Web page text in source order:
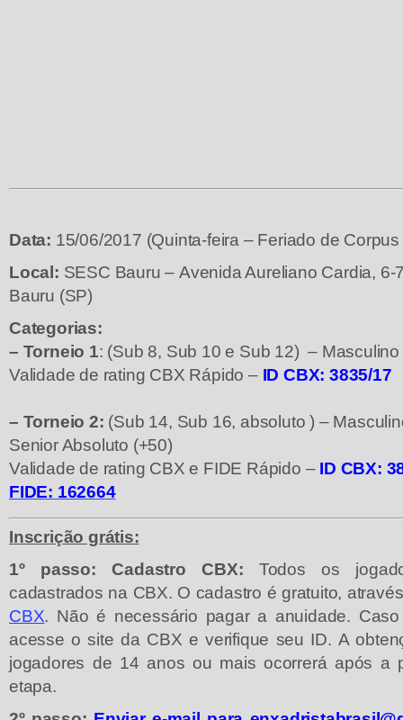
Data: 15/06/2017 (Quinta-feira – Feriado de Corpus
Local: SESC Bauru – Avenida Aureliano Cardia, 6-
Bauru (SP)
Categorias:
– Torneio 1: (Sub 8, Sub 10 e Sub 12) –
Validade de rating CBX Rápido – ID CBX: 3835/17
– Torneio 2: (Sub 14, Sub 16, absoluto ) –
Senior Absoluto (+50)
Validade de rating CBX e FIDE Rápido – ID CBX:
FIDE: 162664
Inscrição grátis:
1ºpasso:Cadastro CBX: Todos os
cadastrados na CBX. O cadastro é gratuito,
CBX. Não é necessário pagar a anuidade.
acesse o site da CBX e verifique seu ID. A
jogadores de 14 anos ou mais ocorrerá após a
etapa.